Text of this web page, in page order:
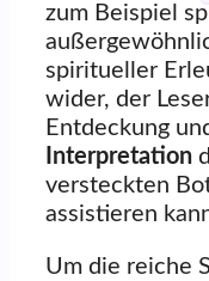
zum Beispiel
spiritueller
wider, der
Entdeckung
Interpretation
versteckten
assistieren
Um die reiche